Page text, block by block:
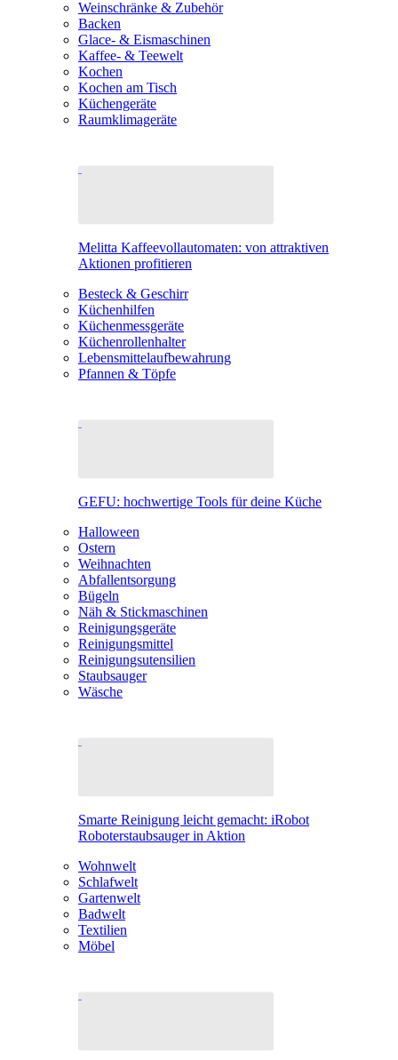
Weinschränke & Zubehör
Backen
Glace- & Eismaschinen
Kaffee- & Teewelt
Kochen
Kochen am Tisch
Küchengeräte
Raumklimageräte
Melitta Kaffeevollautomaten: von attraktiven
Aktionen profitieren
Besteck & Geschirr
Küchenhilfen
Küchenmessgeräte
Küchenrollenhalter
Lebensmittelaufbewahrung
Pfannen & Töpfe
GEFU: hochwertige Tools für deine Küche
Halloween
Ostern
Weihnachten
Abfallentsorgung
Bügeln
Näh & Stickmaschinen
Reinigungsgeräte
Reinigungsmittel
Reinigungsutensilien
Staubsauger
Wäsche
Smarte Reinigung leicht gemacht: iRobot
Roboterstaubsauger in Aktion
Wohnwelt
Schlafwelt
Gartenwelt
Badwelt
Textilien
Möbel